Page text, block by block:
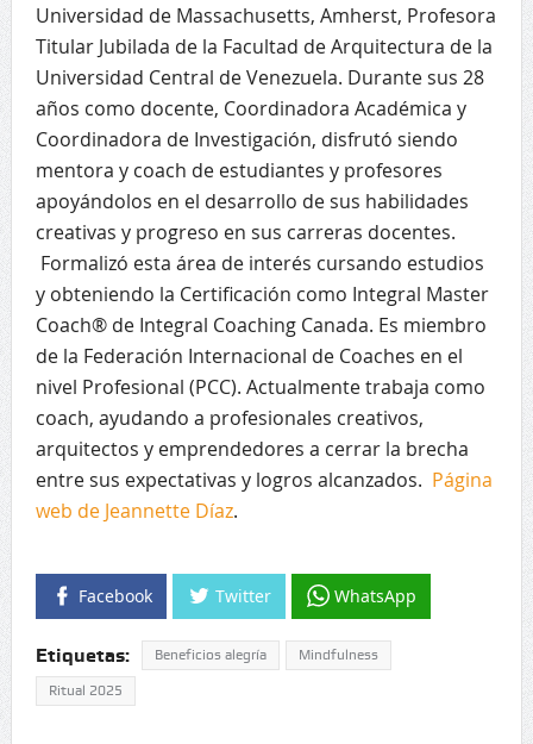
Universidad de Massachusetts, Amherst, Profesora
Titular Jubilada de la Facultad de Arquitectura de la
Universidad Central de Venezuela. Durante sus 28
años como docente, Coordinadora Académica y
Coordinadora de Investigación, disfrutó siendo
mentora y coach de estudiantes y profesores
apoyándolos en el desarrollo de sus habilidades
creativas y progreso en sus carreras docentes.
Formalizó esta área de interés cursando estudios
y obteniendo la Certificación como Integral Master
Coach® de Integral Coaching Canada. Es miembro
de la Federación Internacional de Coaches en el
nivel Profesional (PCC). Actualmente trabaja como
coach, ayudando a profesionales creativos,
arquitectos y emprendedores a cerrar la brecha
entre sus expectativas y logros alcanzados. Página
web de Jeannette Díaz.
Facebook Twitter WhatsApp
Etiquetas: Beneficios alegría Mindfulness
Ritual 2025